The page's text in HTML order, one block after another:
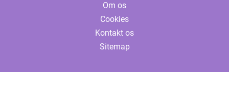
Om os
Cookies
Kontakt os
Sitemap